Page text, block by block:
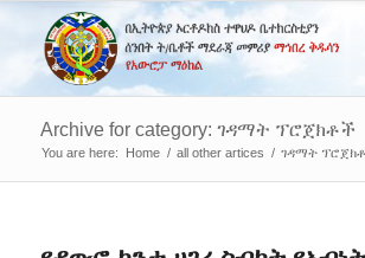
Archive for category: ገዳማት ፕሮጀክቶች
You are here: Home / all other artices / ገዳማት